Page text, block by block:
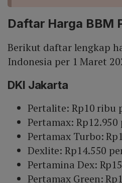
Daftar Harga BBM
Berikut daftar lengkap
Indonesia per 1 Maret
DKI Jakarta
Pertalite: Rp10 ribu
Pertamax:
Pertamax Turbo:
Dexlite: Rp14.550
Pertamina Dex:
Pertamax Green: